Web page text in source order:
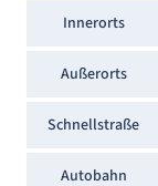
Innerorts
Außerorts
Schnellstraße
Autobahn